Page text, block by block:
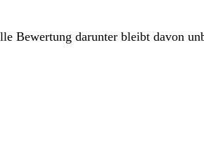
Bewertung darunter bleibt davon